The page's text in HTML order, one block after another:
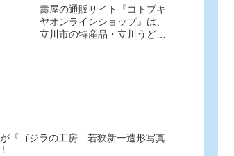
ズが全国で買える！
壽屋の通販サイト『コトブキ
ヤオンラインショップ』は、
立川市の特産品・立川うどを
が『ゴジラの工房 若狭新一造形写真